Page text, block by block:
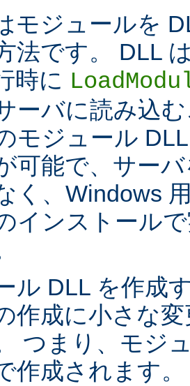
モジュールを
法です。 DLL
時に
ーバに読み込
モジュール
可能で、サー
く、Windows
インストール
ル DLL を作成
作成に小さな
つまり、モジ
作成されます